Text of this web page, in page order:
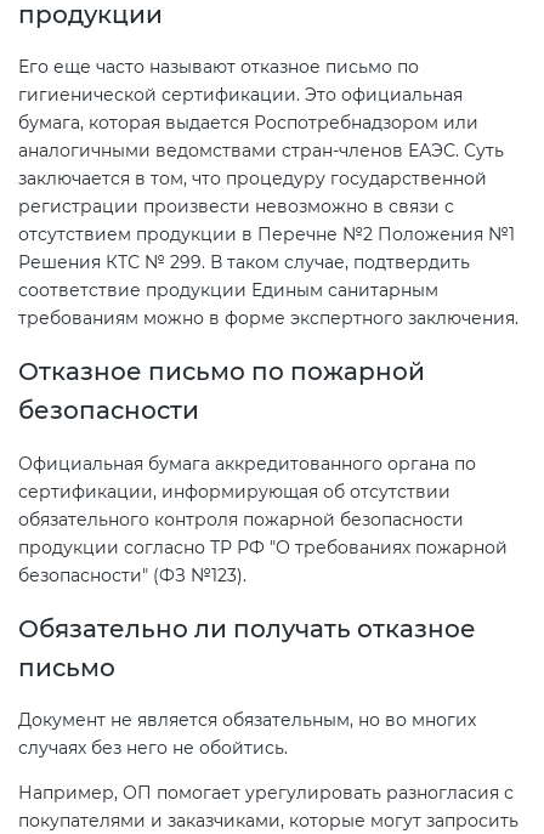
продукции
Его еще часто называют отказное письмо по
гигиенической сертификации. Это официальная
бумага, которая выдается Роспотребнадзором или
аналогичными ведомствами стран-членов ЕАЭС. Суть
заключается в том, что процедуру государственной
регистрации произвести невозможно в связи с
отсутствием продукции в Перечне №2 Положения №1
Решения КТС № 299. В таком случае, подтвердить
соответствие продукции Единым санитарным
требованиям можно в форме экспертного заключения.
Отказное письмо по пожарной
безопасности
Официальная бумага аккредитованного органа по
сертификации, информирующая об отсутствии
обязательного контроля пожарной безопасности
продукции согласно ТР РФ "О требованиях пожарной
безопасности" (ФЗ №123).
Обязательно ли получать отказное
письмо
Документ не является обязательным, но во многих
случаях без него не обойтись.
Например, ОП помогает урегулировать разногласия с
покупателями и заказчиками, которые могут запросить